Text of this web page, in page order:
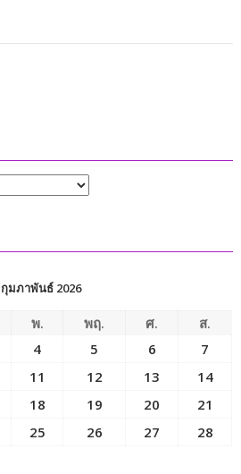
กุมภาพันธ์ 2026
พ. พฤ. ศ.
ส.
4 5 6
7
11 12 13
14
18 19 20
21
25 26 27 28